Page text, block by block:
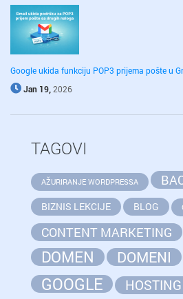
Google ukida funkciju POP3 prijema pošte u
Jan 19,2026
TAGOVI
AŽURIRANJE WORDPRESSA
BIZNIS LEKCIJE BLOG
CONTENT MARKETING
DOMEN DOMENI
GOOGLE HOSTING